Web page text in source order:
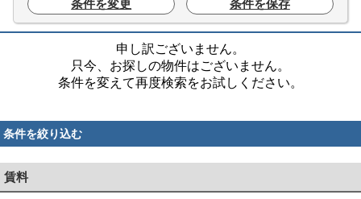
条件を変更
条件を保存
申し訳ございません。
只今、お探しの物件はございません。
条件を変えて再度検索をお試しください。
条件を絞り込む
賃料